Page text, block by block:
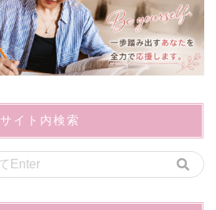
サイト内検索